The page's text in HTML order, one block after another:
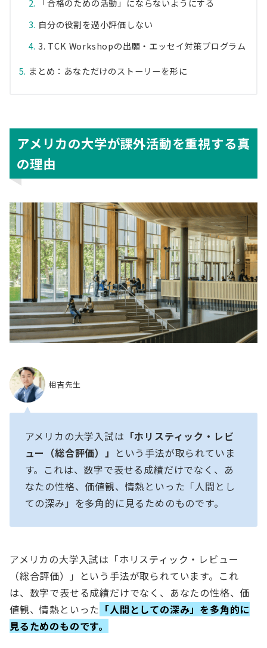
「合格のための活動」にならないようにする
自分の役割を過小評価しない
3. TCK Workshopの出願・エッセイ対策プログラム
まとめ：あなただけのストーリーを形に
アメリカの大学が課外活動を重視する真
の理由
相吉先生
アメリカの大学入試は 「ホリスティック・レビ
ュー（総合評価）」 という手法が取られていま
す。これは、数字で表せる成績だけでなく、あ
なたの性格、価値観、情熱といった「人間とし
ての深み」を多角的に見るためのものです。
アメリカの大学入試は「ホリスティック・レビュー
（総合評価）」という手法が取られています。これ
は、数字で表せる成績だけでなく、あなたの性格、価
値観、情熱といった 「人間としての深み」を多角的に
見るためのものです。